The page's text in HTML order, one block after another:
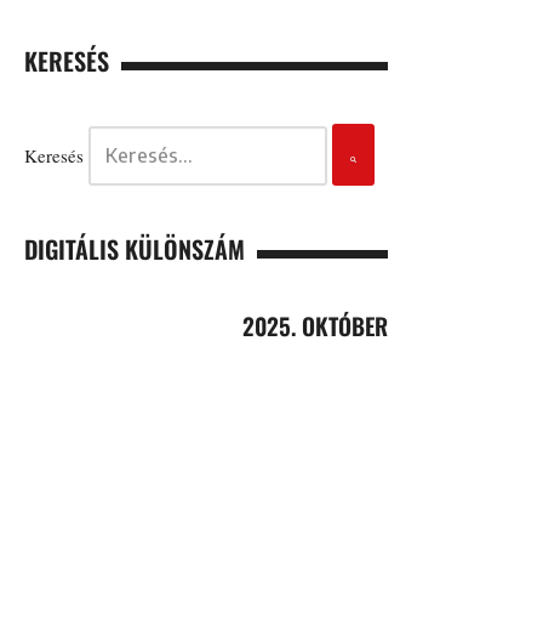
KERESÉS
Keresés
DIGITÁLIS KÜLÖNSZÁM
2025. OKTÓBER